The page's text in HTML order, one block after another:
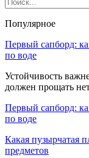
Популярное
Первый сапборд:
по воде
Устойчивость
должен прощать
Первый сапборд:
по воде
Какая пузырчатая
предметов